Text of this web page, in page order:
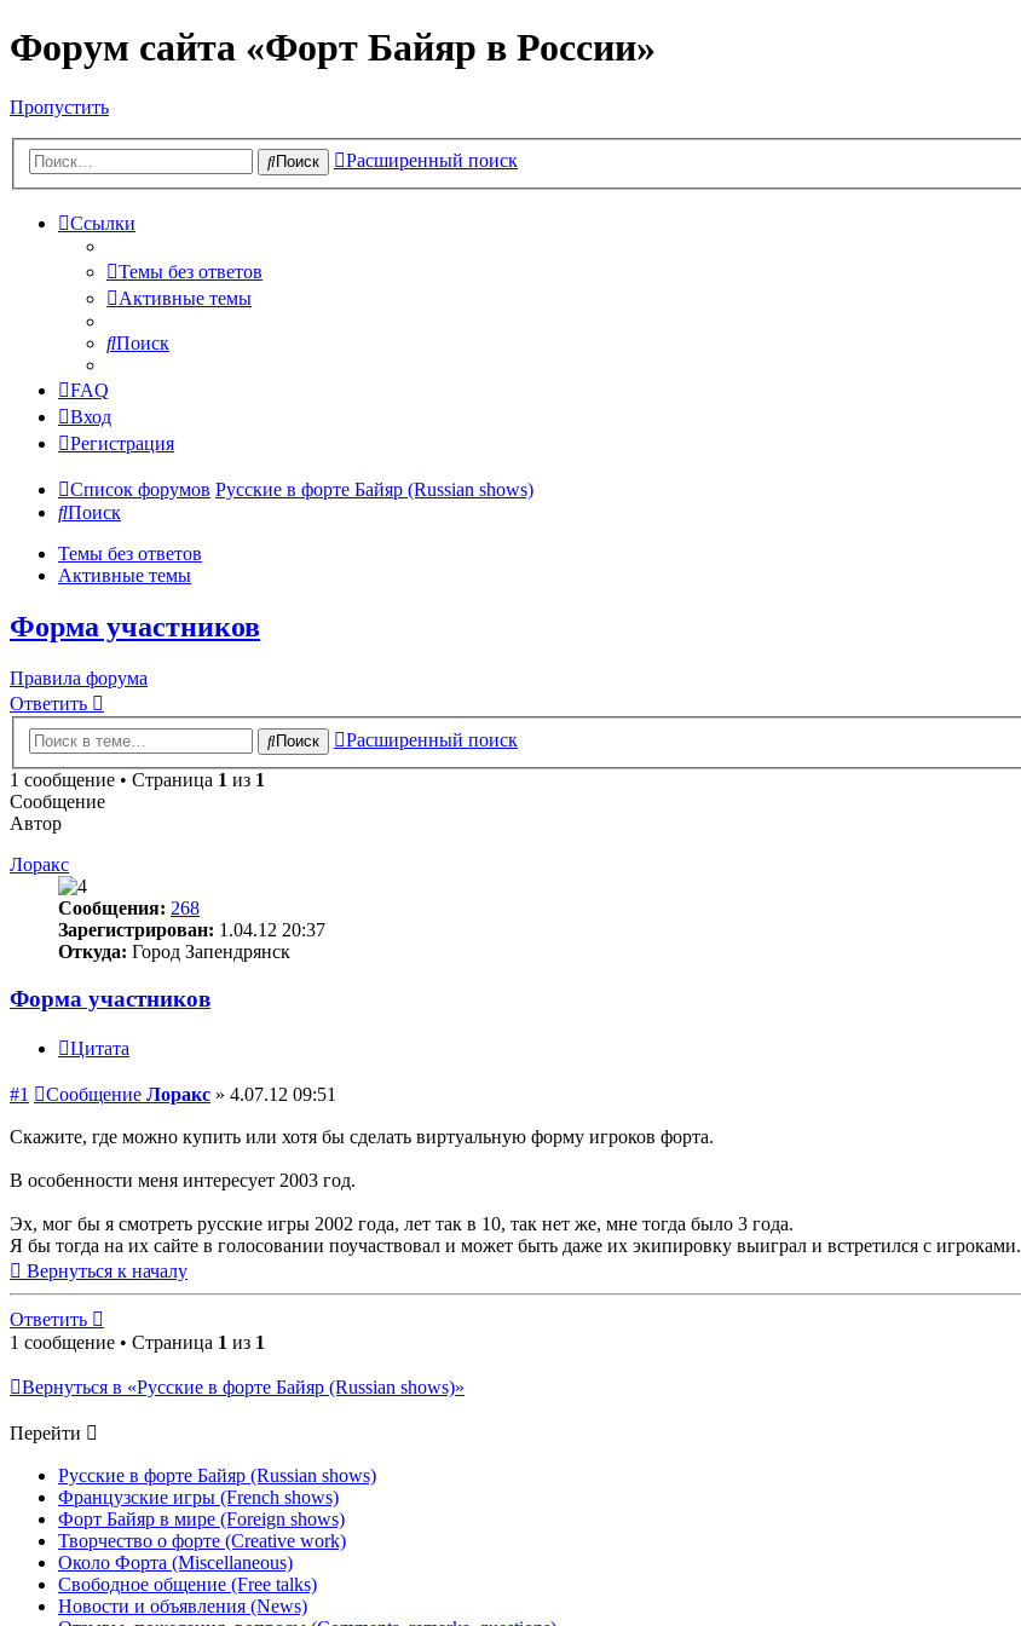
Форум сайта «Форт Байяр в России»
Пропустить
Поиск Расширенный поиск
Ссылки
Темы без ответов
Активные темы
Поиск
FAQ
Вход
Регистрация
Список форумов Русские в форте Байяр (Russian shows)
Поиск
Темы без ответов
Активные темы
Форма участников
Правила форума
Ответить
Поиск
Расширенный поиск
1 сообщение • Страница 1 из 1
Сообщение
Автор
Лоракс
Сообщения: 268
Зарегистрирован: 1.04.12 20:37
Откуда: Город Запендрянск
Форма участников
Цитата
#1 Сообщение Лоракс » 4.07.12 09:51
Скажите, где можно купить или хотя бы сделать виртуальную форму игроков форта.
В особенности меня интересует 2003 год.
Эх, мог бы я смотреть русские игры 2002 года, лет так в 10, так нет же, мне тогда было 3 года.
Я бы тогда на их сайте в голосовании поучаствовал и может быть даже их экипировку выиграл и встретился с игроками.
Вернуться к началу
Ответить
1 сообщение • Страница 1 из 1
Вернуться в «Русские в форте Байяр (Russian shows)»
Перейти
Русские в форте Байяр (Russian shows)
Французские игры (French shows)
Форт Байяр в мире (Foreign shows)
Творчество о форте (Creative work)
Около Форта (Miscellaneous)
Свободное общение (Free talks)
Новости и объявления (News)